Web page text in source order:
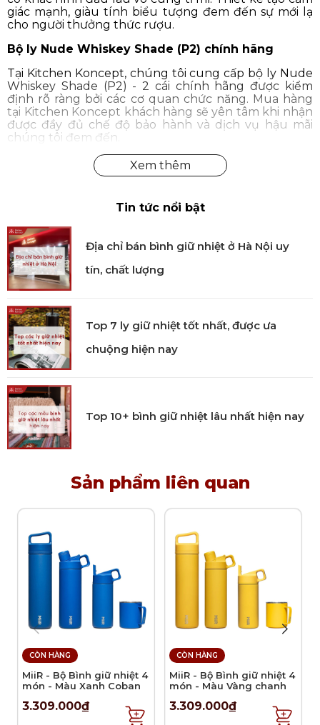
giác mạnh, giàu tính biểu tượng đem đến sự mới lạ
cho người thưởng thức rượu.
Bộ ly Nude Whiskey Shade (P2) chính hãng
Tại Kitchen Koncept, chúng tôi cung cấp bộ ly Nude
Whiskey Shade (P2) - 2 cái chính hãng được kiểm
định rõ ràng bởi các cơ quan chức năng. Mua hàng
tại Kitchen Koncept khách hàng sẽ yên tâm khi nhận
được đầy đủ chế độ bảo hành và dịch vụ hậu mãi
chúng tôi đem đến.
Tin tức nổi bật
Địa chỉ bán bình giữ nhiệt ở Hà Nội uy
tín, chất lượng
Top 7 ly giữ nhiệt tốt nhất, được ưa
chuộng hiện nay
Top 10+ bình giữ nhiệt lâu nhất hiện nay
Sản phẩm liên quan
CÒN HÀNG
MiiR - Bộ Bình giữ nhiệt 4
món - Màu Xanh Coban
3.309.000₫
CÒN HÀNG
MiiR - Bộ Bình giữ nhiệt 4
món - Màu Vàng chanh
3.309.000₫